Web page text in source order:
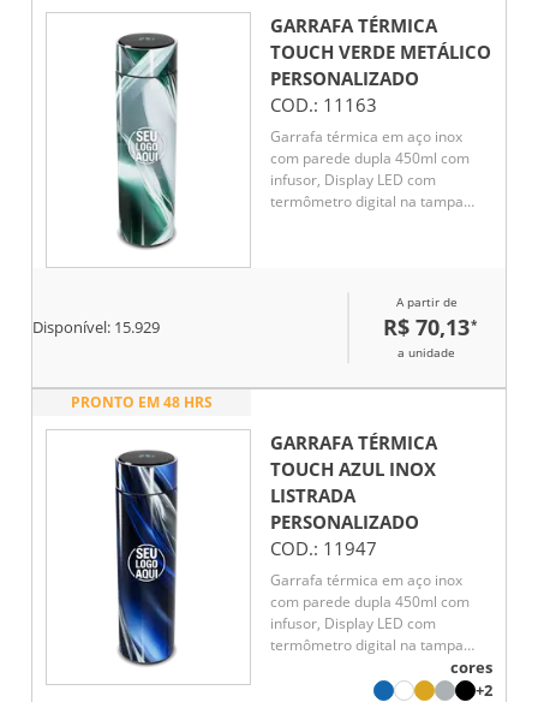
GARRAFA TÉRMICA
TOUCH VERDE METÁLICO
PERSONALIZADO
COD.: 11163
Garrafa térmica em aço inox
com parede dupla 450ml com
infusor, Display LED com
termômetro digital na tampa
Disponível: 15.929
A partir de
R$ 70,13*
a unidade
PRONTO EM 48 HRS
GARRAFA TÉRMICA
TOUCH AZUL INOX
LISTRADA
PERSONALIZADO
COD.: 11947
Garrafa térmica em aço inox
com parede dupla 450ml com
infusor, Display LED com
termômetro digital na tampa
para indicar a temperatura do
líquido, Conserva líquido quente
cores
+2